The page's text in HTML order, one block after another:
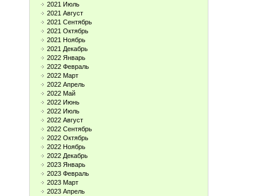
2021 Июль
2021 Август
2021 Сентябрь
2021 Октябрь
2021 Ноябрь
2021 Декабрь
2022 Январь
2022 Февраль
2022 Март
2022 Апрель
2022 Май
2022 Июнь
2022 Июль
2022 Август
2022 Сентябрь
2022 Октябрь
2022 Ноябрь
2022 Декабрь
2023 Январь
2023 Февраль
2023 Март
2023 Апрель